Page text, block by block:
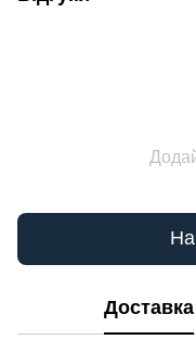
Доставка